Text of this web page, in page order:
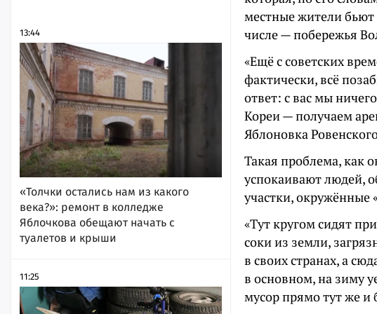
13:44
«Толчки остались нам из какого
века?»: ремонт в колледже
Яблочкова обещают начать с
туалетов и крыши
11:25
местные жители бьют
числе — побережья
«Ещё с советских
фактически, всё
ответ: с вас мы
Кореи — получаем
Яблоновка
Такая проблема, как
успокаивают людей,
участки, окружённые
«Тут кругом сидят
соки из земли,
в своих странах, а
в основном, на зиму
мусор прямо тут же и